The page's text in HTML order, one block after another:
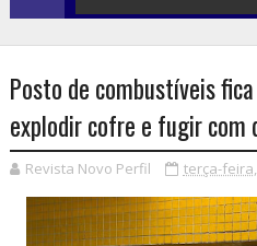
Posto de combustíveis
explodir cofre e fugir com
Revista Novo Perfil terça-